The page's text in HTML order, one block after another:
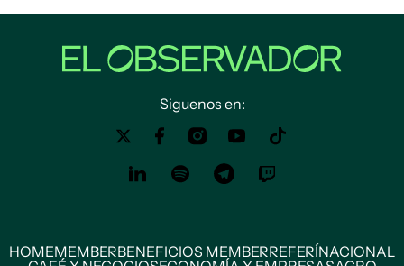
Siguenos en:
HOMEMEMBERBENEFICIOS MEMBERREFERÍNACIONAL